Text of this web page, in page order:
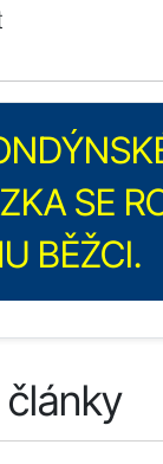
SE
BĚŽCI.